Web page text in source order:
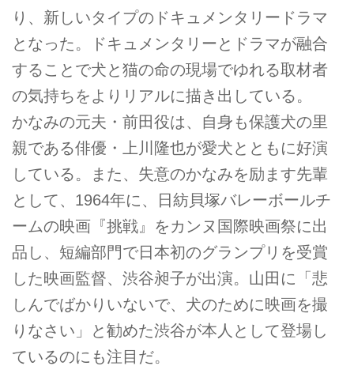
り、新しいタイプのドキュメンタリードラマ
となった。ドキュメンタリーとドラマが融合
することで犬と猫の命の現場でゆれる取材者
の気持ちをよりリアルに描き出している。
かなみの元夫・前田役は、自身も保護犬の里
親である俳優・上川隆也が愛犬とともに好演
している。また、失意のかなみを励ます先輩
として、1964年に、日紡貝塚バレーボールチ
ームの映画『挑戦』をカンヌ国際映画祭に出
品し、短編部門で日本初のグランプリを受賞
した映画監督、渋谷昶子が出演。山田に「悲
しんでばかりいないで、犬のために映画を撮
りなさい」と勧めた渋谷が本人として登場し
ているのにも注目だ。